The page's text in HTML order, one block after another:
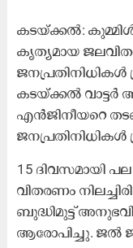
കടയ്ക്കൽ:
കൃത്യമായ
ജനപ്രതിനിധികൾ
കടയ്ക്കൽ വാട്ടർ
എൻജിനീയറെ
ജനപ്രതിനിധികൾ
15 ദിവസമായി
വിതരണം
ബുദ്ധിമുട്ട്
ആരോപിച്ചു. ജൽ